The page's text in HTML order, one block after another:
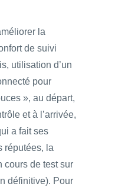
la
de suivi
utilisation d’un
pour
», au départ,
et à l’arrivée,
a fait ses
réputées, la
cours de test sur
définitive). Pour